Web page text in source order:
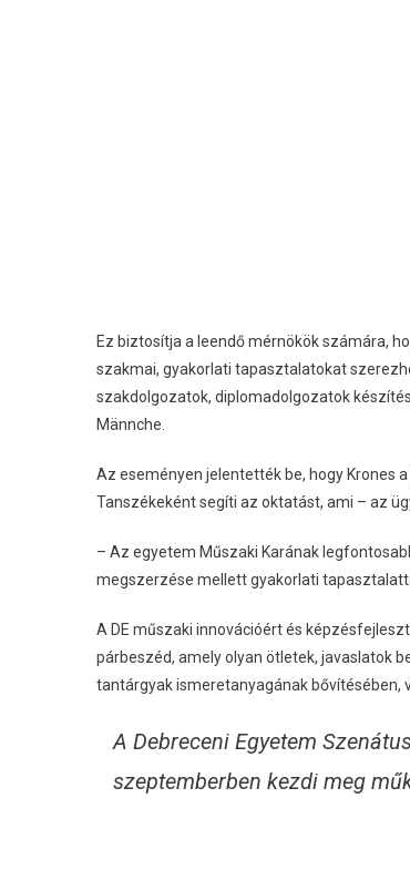
Ez biztosítja a leendő mérnökök számára,
szakmai, gyakorlati tapasztalatokat
szakdolgozatok, diplomadolgozatok
Männche.
Az eseményen jelentették be, hogy Krones
Tanszékeként segíti az oktatást, ami – az
– Az egyetem Műszaki Karának
megszerzése mellett gyakorlati
A DE műszaki innovációért és
párbeszéd, amely olyan ötletek, javaslatok
tantárgyak ismeretanyagának bővítésében,
A Debreceni Egyetem
szeptemberben kezdi meg